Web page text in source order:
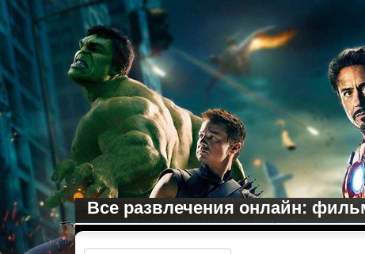
Все развлечения онлайн: